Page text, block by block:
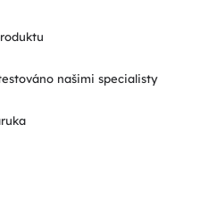
našimi specialisty